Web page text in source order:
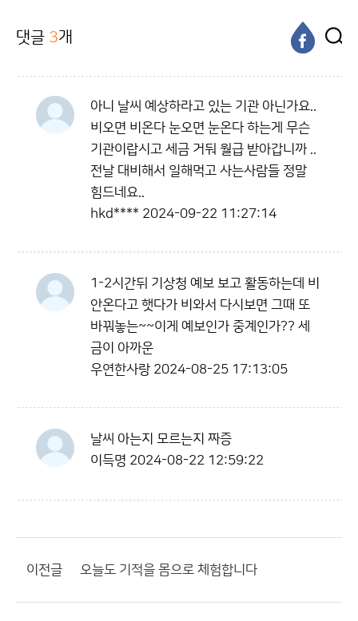
댓글 3개
아니 날씨 예상하라고 있는 기관 아닌가요..
비오면 비온다 눈오면 눈온다 하는게 무슨
기관이랍시고 세금 거둬 월급 받아갑니까 ..
전날 대비해서 일해먹고 사는사람들 정말
힘드네요..
hkd**** 2024-09-22 11:27:14
1-2시간뒤 기상청 예보 보고 활동하는데 비
안온다고 햇다가 비와서 다시보면 그때 또
바꿔놓는~~이게 예보인가 중계인가?? 세
금이 아까운
우연한사랑 2024-08-25 17:13:05
날씨 아는지 모르는지 짜증
이득명 2024-08-22 12:59:22
이전글 오늘도 기적을 몸으로 체험합니다